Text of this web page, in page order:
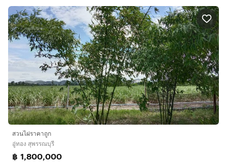
สวนไผ่ราคาถูก
อู่ทอง สุพรรณบุรี
฿ 1,800,000